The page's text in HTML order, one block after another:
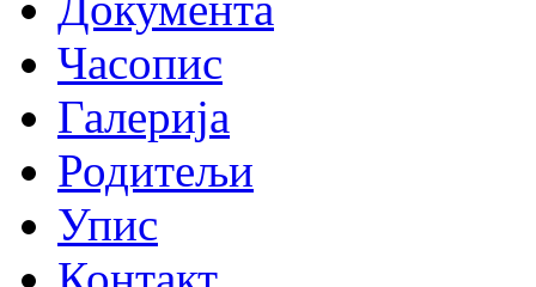
Часопис
Галерија
Родитељи
Упис